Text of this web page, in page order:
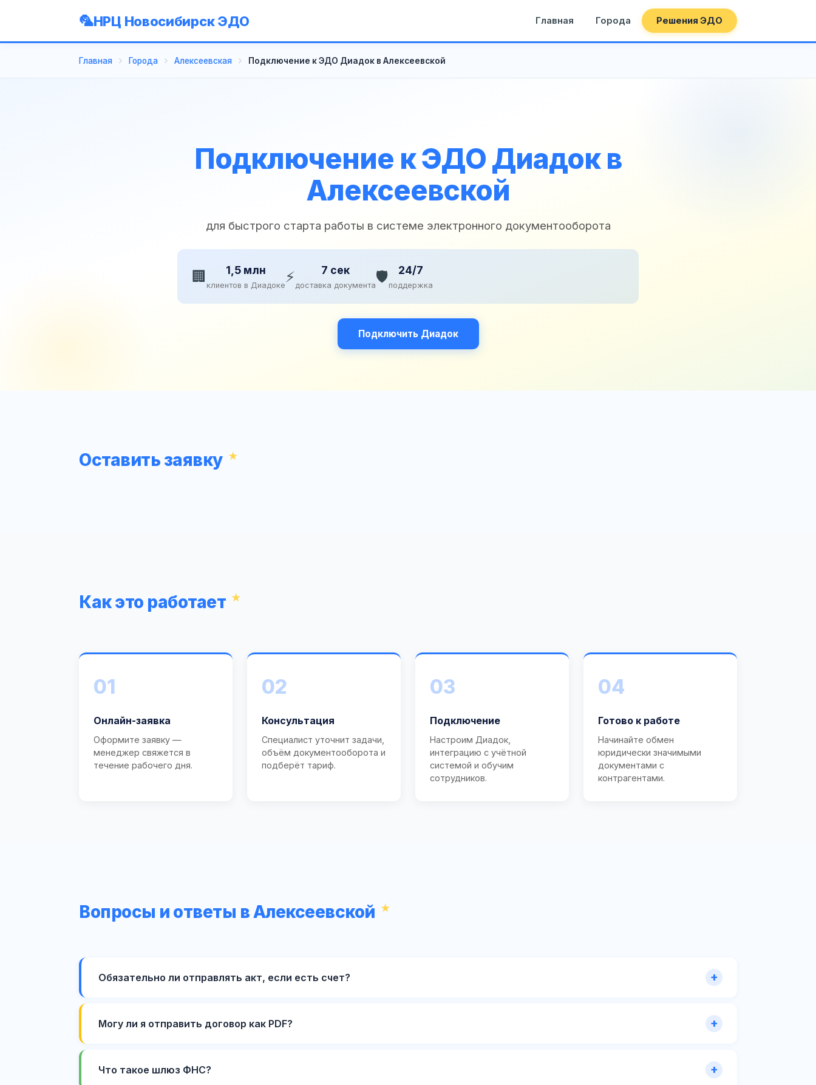
НРЦ Новосибирск ЭДО Главная Города Решения ЭДО
Главная Города Алексеевская Подключение к ЭДО Диадок в Алексеевской
Подключение к ЭДО Диадок в
Алексеевской
для быстрого старта работы в системе электронного документооборота
🏢 1,5 млн
клиентов в Диадоке ⚡ 7 сек
доставка документа🛡️ 24/7
поддержка
Подключить Диадок
Оставить заявку
Как это работает
01
Онлайн-заявка
Оформите заявку —
менеджер свяжется в
течение рабочего дня.
02
Консультация
Специалист уточнит задачи,
объём документооборота и
подберёт тариф.
03
Подключение
Настроим Диадок,
интеграцию с учётной
системой и обучим
сотрудников.
04
Готово к работе
Начинайте обмен
юридически значимыми
документами с
контрагентами.
Вопросы и ответы в Алексеевской
Обязательно ли отправлять акт, если есть счет?
Могу ли я отправить договор как PDF?
Что такое шлюз ФНС?